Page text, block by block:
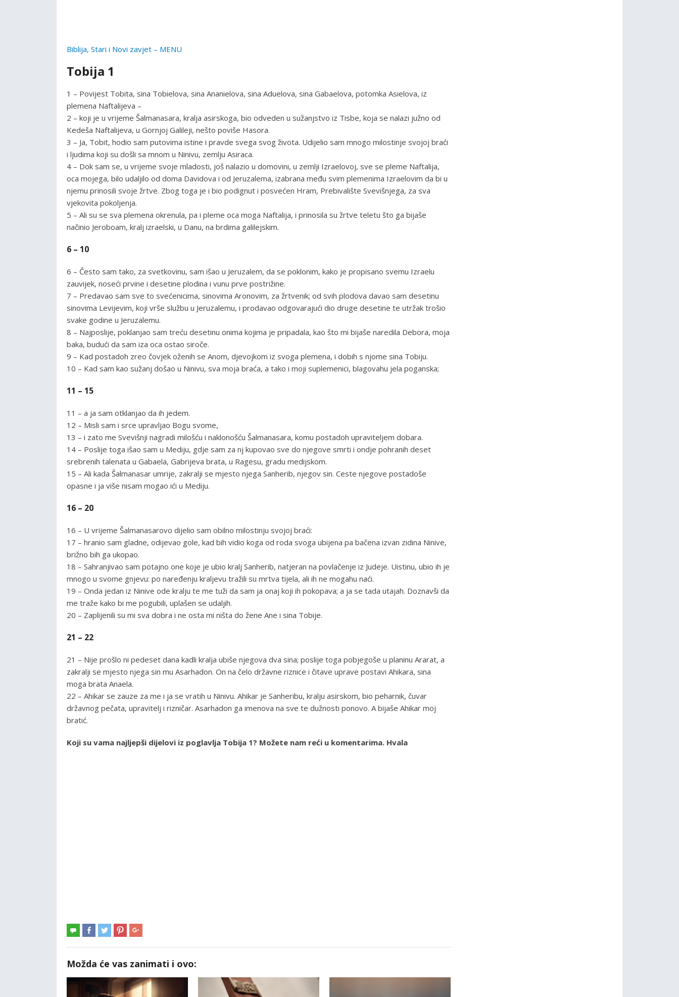
Biblija, Stari i Novi zavjet – MENU
Tobija 1
1 – Povijest Tobita, sina Tobielova, sina Ananielova, sina Aduelova, sina Gabaelova, potomka Asielova, iz
plemena Naftalijeva –
2 – koji je u vrijeme Šalmanasara, kralja asirskoga, bio odveden u sužanjstvo iz Tisbe, koja se nalazi južno od
Kedeša Naftalijeva, u Gornjoj Galileji, nešto poviše Hasora.
3 – Ja, Tobit, hodio sam putovima istine i pravde svega svog života. Udijelio sam mnogo milostinje svojoj braći
i ljudima koji su došli sa mnom u Ninivu, zemlju Asiraca.
4 – Dok sam se, u vrijeme svoje mladosti, još nalazio u domovini, u zemlji Izraelovoj, sve se pleme Naftalija,
oca mojega, bilo udaljilo od doma Davidova i od Jeruzalema, izabrana među svim plemenima Izraelovim da bi u
njemu prinosili svoje žrtve. Zbog toga je i bio podignut i posvećen Hram, Prebivalište Svevišnjega, za sva
vjekovita pokoljenja.
5 – Ali su se sva plemena okrenula, pa i pleme oca moga Naftalija, i prinosila su žrtve teletu što ga bijaše
načinio Jeroboam, kralj izraelski, u Danu, na brdima galilejskim.
6 – 10
6 – Često sam tako, za svetkovinu, sam išao u Jeruzalem, da se poklonim, kako je propisano svemu Izraelu
zauvijek, noseći prvine i desetine plodina i vunu prve postrižine.
7 – Predavao sam sve to svećenicima, sinovima Aronovim, za žrtvenik; od svih plodova davao sam desetinu
sinovima Levijevim, koji vrše službu u Jeruzalemu, i prodavao odgovarajući dio druge desetine te utržak trošio
svake godine u Jeruzalemu.
8 – Najposlije, poklanjao sam treću desetinu onima kojima je pripadala, kao što mi bijaše naredila Debora, moja
baka, budući da sam iza oca ostao siroče.
9 – Kad postadoh zreo čovjek oženih se Anom, djevojkom iz svoga plemena, i dobih s njome sina Tobiju.
10 – Kad sam kao sužanj došao u Ninivu, sva moja braća, a tako i moji suplemenici, blagovahu jela poganska;
11 – 15
11 – a ja sam otklanjao da ih jedem.
12 – Misli sam i srce upravljao Bogu svome,
13 – i zato me Svevišnji nagradi milošću i naklonošću Šalmanasara, komu postadoh upraviteljem dobara.
14 – Poslije toga išao sam u Mediju, gdje sam za nj kupovao sve do njegove smrti i ondje pohranih deset
srebrenih talenata u Gabaela, Gabrijeva brata, u Ragesu, gradu medijskom.
15 – Ali kada Šalmanasar umrije, zakralji se mjesto njega Sanherib, njegov sin. Ceste njegove postadoše
opasne i ja više nisam mogao ići u Mediju.
16 – 20
16 – U vrijeme Šalmanasarovo dijelio sam obilno milostinju svojoj braći:
17 – hranio sam gladne, odijevao gole, kad bih vidio koga od roda svoga ubijena pa bačena izvan zidina Ninive,
brižno bih ga ukopao.
18 – Sahranjivao sam potajno one koje je ubio kralj Sanherib, natjeran na povlačenje iz Judeje. Uistinu, ubio ih je
mnogo u svome gnjevu: po naređenju kraljevu tražili su mrtva tijela, ali ih ne mogahu naći.
19 – Onda jedan iz Ninive ode kralju te me tuži da sam ja onaj koji ih pokopava; a ja se tada utajah. Doznavši da
me traže kako bi me pogubili, uplašen se udaljih.
20 – Zaplijenili su mi sva dobra i ne osta mi ništa do žene Ane i sina Tobije.
21 – 22
21 – Nije prošlo ni pedeset dana kadli kralja ubiše njegova dva sina; poslije toga pobjegoše u planinu Ararat, a
zakralji se mjesto njega sin mu Asarhadon. On na čelo državne riznice i čitave uprave postavi Ahikara, sina
moga brata Anaela.
22 – Ahikar se zauze za me i ja se vratih u Ninivu. Ahikar je Sanheribu, kralju asirskom, bio peharnik, čuvar
državnog pečata, upravitelj i rizničar. Asarhadon ga imenova na sve te dužnosti ponovo. A bijaše Ahikar moj
bratić.
Koji su vama najljepši dijelovi iz poglavlja Tobija 1? Možete nam reći u komentarima. Hvala
Možda će vas zanimati i ovo: